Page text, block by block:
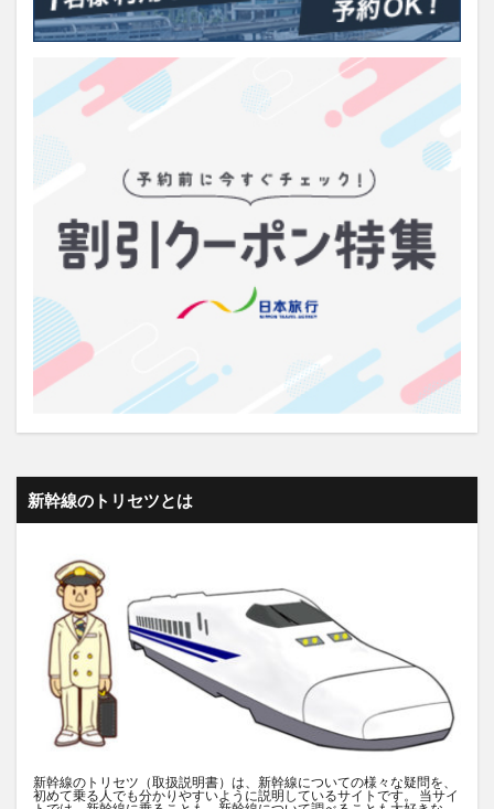
新幹線のトリセツとは
新幹線のトリセツ（取扱説明書）は、新幹線についての様々な疑問を、
初めて乗る人でも分かりやすいように説明しているサイトです。 当サイ